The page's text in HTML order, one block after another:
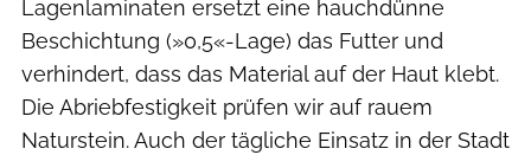
Lagenlaminaten ersetzt eine hauchdünne
Beschichtung (»0,5«-Lage) das Futter und
verhindert, dass das Material auf der Haut klebt.
Die Abriebfestigkeit prüfen wir auf rauem
Naturstein. Auch der tägliche Einsatz in der Stadt